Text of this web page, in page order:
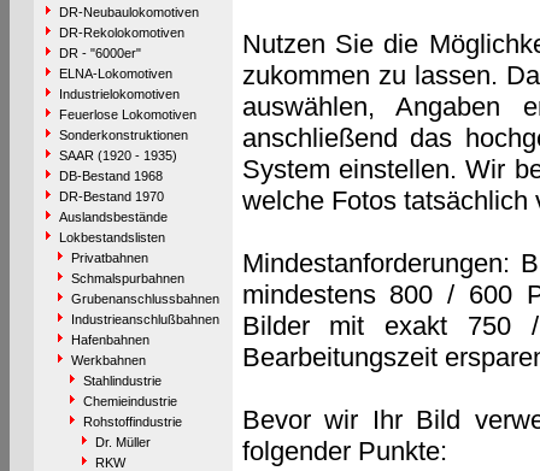
DR-Neubaulokomotiven
DR-Rekolokomotiven
DR - "6000er"
ELNA-Lokomotiven
Industrielokomotiven
Feuerlose Lokomotiven
Sonderkonstruktionen
SAAR (1920 - 1935)
DB-Bestand 1968
DR-Bestand 1970
Auslandsbestände
Lokbestandslisten
Privatbahnen
Schmalspurbahnen
Grubenanschlussbahnen
Industrieanschlußbahnen
Hafenbahnen
Werkbahnen
Stahlindustrie
Chemieindustrie
Rohstoffindustrie
Dr. Müller
RKW
Nutzen Sie die
zukommen zu lassen.
auswählen, Angaben
anschließend das
System einstellen. Wir
welche Fotos tatsächlich
Mindestanforderungen:
mindestens 800 / 600
Bilder mit exakt 750
Bearbeitungszeit
Bevor wir Ihr Bild
folgender Punkte: